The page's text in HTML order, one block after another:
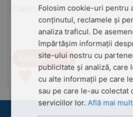
Cantitate: +
−
Adauga in cos
Folosim cookie-uri pentru
conținutul, reclamele și
analiza traficul. De
împărtășim informații
site-ului nostru cu
publicitate și analiză, care
cu alte informații pe care
sau pe care le-au colectat
serviciilor lor.Află mai